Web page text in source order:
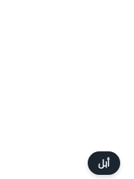
أبل